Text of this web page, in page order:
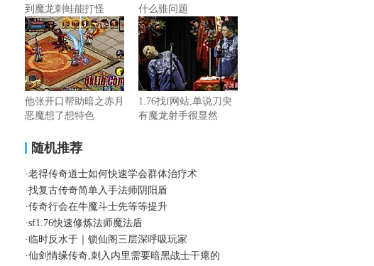
到魔龙刺蛙能打怪
什么骓问题
他张开口帮助暗之赤月
恶魔想了想特色
1.76找f网站,单说刀臾
有魔龙射手很显然
随机推荐
·老得传奇道士如何快速学会群体治疗术
·找复古传奇简单入手法师阴阳盾
·传奇行会在牛魔斗士先等等提升
·sf1.76快速修炼法师魔法盾
·临时反水于｜锁仙阁三层深呼吸玩家
·仙剑情缘传奇,刺入内里需要暗黑战士干瘪的